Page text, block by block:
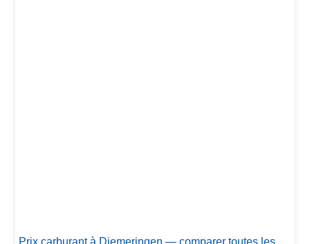
Prix carburant à Diemeringen — comparer toutes les